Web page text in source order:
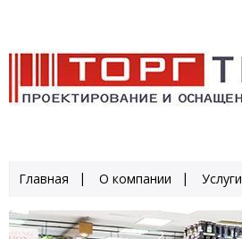
Главная О компании Услуги